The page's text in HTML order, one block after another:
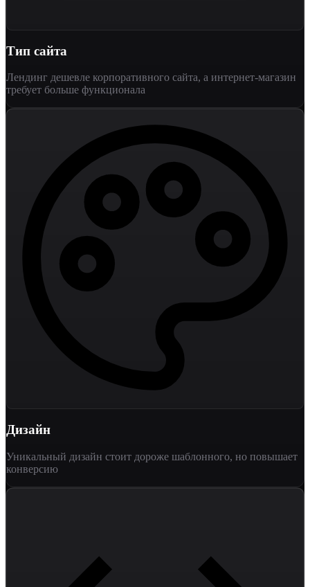
Тип сайта
Лендинг дешевле корпоративного сайта, а интернет-магазин
требует больше функционала
Дизайн
Уникальный дизайн стоит дороже шаблонного, но повышает
конверсию